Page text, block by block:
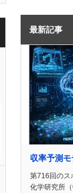
最新記事
収率予測
第716回のス
化学研究所